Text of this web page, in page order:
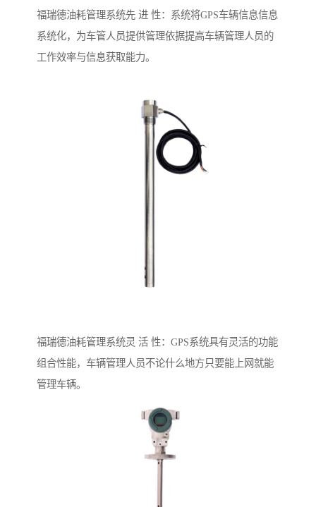
福瑞德油耗管理系统先 进 性：系统将GPS车辆信息信息
系统化，为车管人员提供管理依据提高车辆管理人员的
工作效率与信息获取能力。
福瑞德油耗管理系统灵 活 性：GPS系统具有灵活的功能
组合性能，车辆管理人员不论什么地方只要能上网就能
管理车辆。